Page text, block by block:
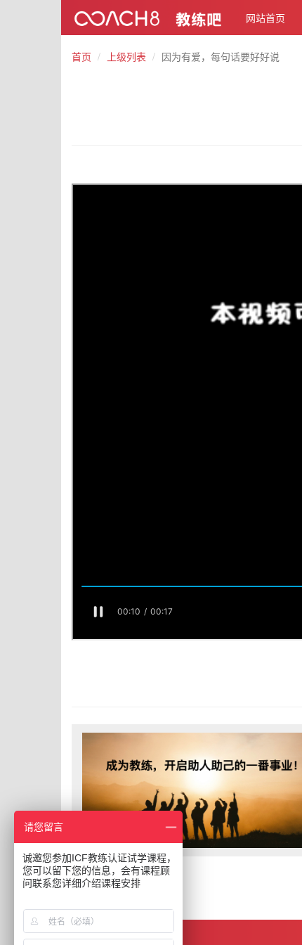
网站首页
首页 上级列表 因为有爱，每句话要好好说
请您留言
诚邀您参加ICF教练认证试学课程，
您可以留下您的信息，会有课程顾
问联系您详细介绍课程安排